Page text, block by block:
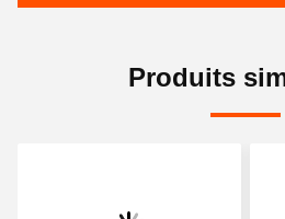
Produits